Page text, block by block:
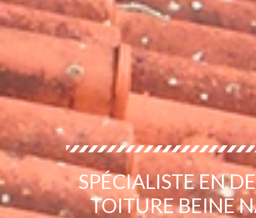
SPÉCIALISTE EN
TOITURE BEINE